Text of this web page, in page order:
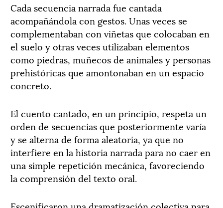
Cada secuencia narrada fue cantada
acompañándola con gestos. Unas veces se
complementaban con viñetas que colocaban en
el suelo y otras veces utilizaban elementos
como piedras, muñecos de animales y personas
prehistóricas que amontonaban en un espacio
concreto.
El cuento cantado, en un principio, respeta un
orden de secuencias que posteriormente varía
y se alterna de forma aleatoria, ya que no
interfiere en la historia narrada para no caer en
una simple repetición mecánica, favoreciendo
la comprensión del texto oral.